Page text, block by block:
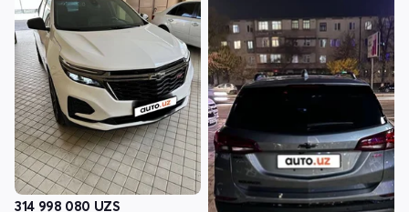
314 998 080 UZS